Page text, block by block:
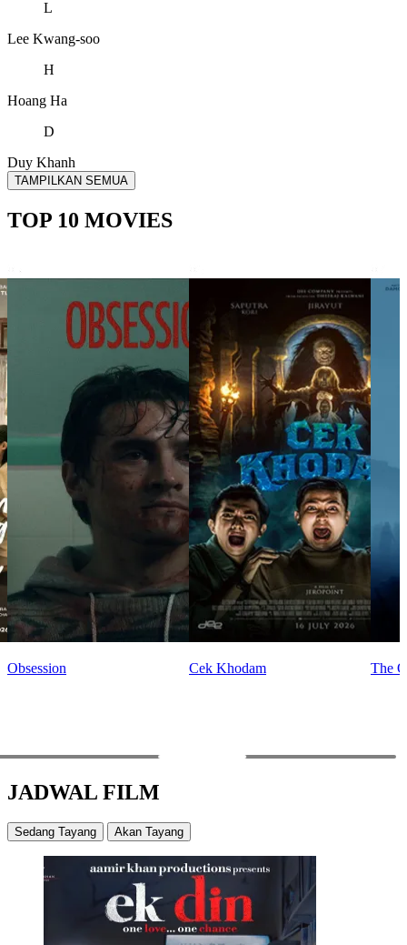
L
Lee Kwang-soo
H
Hoang Ha
D
Duy Khanh
TAMPILKAN SEMUA
TOP 10 MOVIES
Obsession Cek Khodam The
PREVNEXT
JADWAL FILM
Sedang Tayang Akan Tayang